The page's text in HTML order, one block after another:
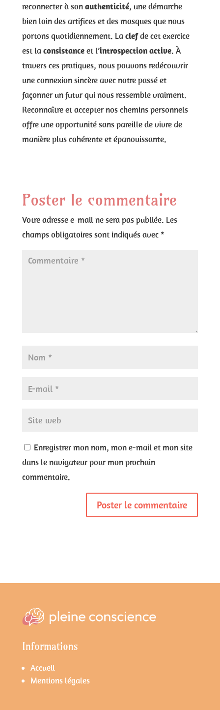
reconnecter à sonauthenticité, une démarche
bien loin des artifices et des masques que nous
portons quotidiennement. Laclefde cet exercice
est laconsistanceet l’introspection active. À
travers ces pratiques, nous pouvons redécouvrir
une connexion sincère avec notre passé et
façonner un futur qui nous ressemble vraiment.
Reconnaître et accepter nos chemins personnels
offre une opportunité sans pareille de vivre de
manière plus cohérente et épanouissante.
Poster le commentaire
Votre adresse e-mail ne sera pas publiée. Les
champs obligatoires sont indiqués avec *
Enregistrer mon nom, mon e-mail et mon site
dans le navigateur pour mon prochain
commentaire.
Informations
Accueil
Mentions légales